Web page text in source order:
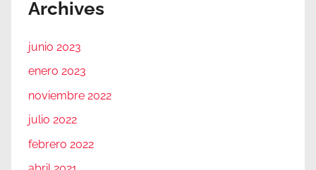
Archives
junio 2023
enero 2023
noviembre 2022
julio 2022
febrero 2022